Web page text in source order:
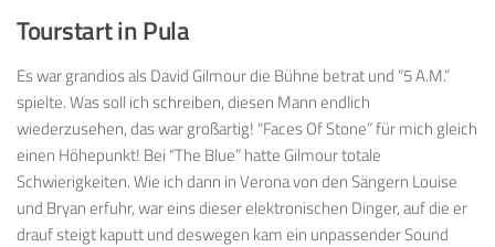
Tourstart in Pula
Es war grandios als David Gilmour die Bühne betrat und “5 A.M.”
spielte. Was soll ich schreiben, diesen Mann endlich
wiederzusehen, das war großartig! “Faces Of Stone” für mich gleich
einen Höhepunkt! Bei “The Blue” hatte Gilmour totale
Schwierigkeiten. Wie ich dann in Verona von den Sängern Louise
und Bryan erfuhr, war eins dieser elektronischen Dinger, auf die er
drauf steigt kaputt und deswegen kam ein unpassender Sound